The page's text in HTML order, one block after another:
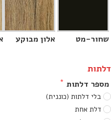
שחור-מט אלון מבוקע
דלתות
מספר דלתות
בלי דלתות (כוננית)
דלת אחת